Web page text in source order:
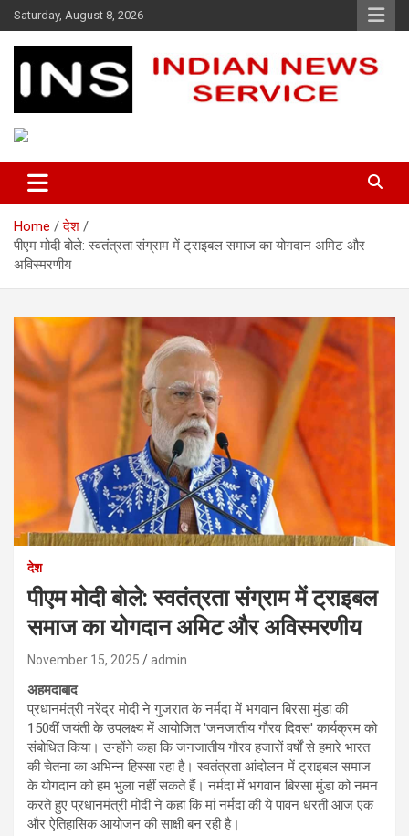
Skip
to
content
Saturday, August 8, 2026
Indian News Service
Home
देश
पीएम मोदी बोले: स्वतंत्रता संग्राम में ट्राइबल समाज का योगदान अमिट और
अविस्मरणीय
देश
पीएम मोदी बोले: स्वतंत्रता संग्राम में ट्राइबल
समाज का योगदान अमिट और अविस्मरणीय
November 15, 2025 admin
अहमदाबाद
प्रधानमंत्री नरेंद्र मोदी ने गुजरात के नर्मदा में भगवान बिरसा मुंडा की
150वीं जयंती के उपलक्ष्य में आयोजित 'जनजातीय गौरव दिवस' कार्यक्रम को
संबोधित किया। उन्होंने कहा कि जनजातीय गौरव हजारों वर्षों से हमारे भारत
की चेतना का अभिन्न हिस्सा रहा है। स्वतंत्रता आंदोलन में ट्राइबल समाज
के योगदान को हम भुला नहीं सकते हैं। नर्मदा में भगवान बिरसा मुंडा को नमन
करते हुए प्रधानमंत्री मोदी ने कहा कि मां नर्मदा की ये पावन धरती आज एक
और ऐतिहासिक आयोजन की साक्षी बन रही है।